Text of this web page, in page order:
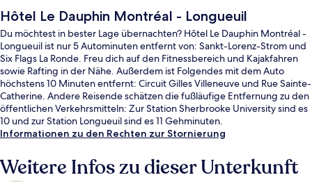
Hôtel Le Dauphin Montréal - Longueuil
Du möchtest in bester Lage übernachten? Hôtel Le Dauphin Montréal -
Longueuil ist nur 5 Autominuten entfernt von: Sankt-Lorenz-Strom und
Six Flags La Ronde. Freu dich auf den Fitnessbereich und Kajakfahren
sowie Rafting in der Nähe. Außerdem ist Folgendes mit dem Auto
höchstens 10 Minuten entfernt: Circuit Gilles Villeneuve und Rue Sainte-
Catherine. Andere Reisende schätzen die fußläufige Entfernung zu den
öffentlichen Verkehrsmitteln: Zur Station Sherbrooke University sind es
10 und zur Station Longueuil sind es 11 Gehminuten.
Informationen zu den Rechten zur Stornierung
Weitere Infos zu dieser Unterkunft